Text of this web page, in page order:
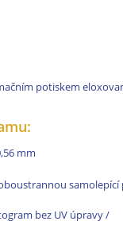
potiskem
mm
bez UV úpravy /